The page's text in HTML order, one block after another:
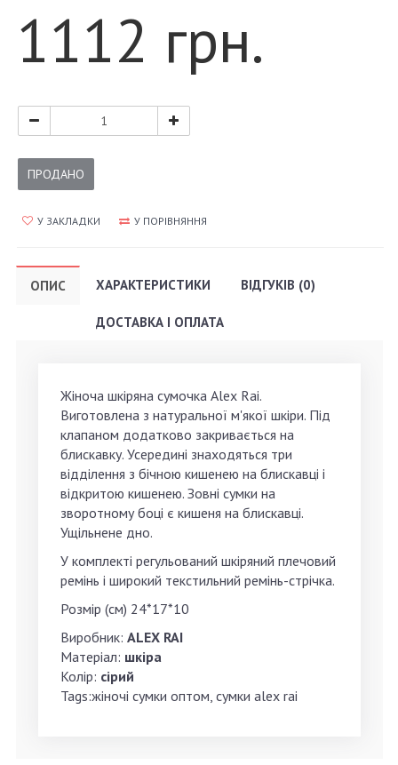
1112 грн.
ПРОДАНО
У ЗАКЛАДКИ У ПОРІВНЯННЯ
ОПИС ХАРАКТЕРИСТИКИ ВІДГУКІВ (0)
ДОСТАВКА І ОПЛАТА
Жіноча шкіряна сумочка Alex Rai.
Виготовлена з натуральної м'якої шкіри. Під
клапаном додатково закривається на
блискавку. Усередині знаходяться три
відділення з бічною кишенею на блискавці і
відкритою кишенею. Зовні сумки на
зворотному боці є кишеня на блискавці.
Ущільнене дно.
У комплекті регульований шкіряний плечовий
ремінь і широкий текстильний ремінь-стрічка.
Розмір (см) 24*17*10
Виробник: ALEX RAI
Матеріал: шкіра
Колір: сірий
Tags:жіночі сумки оптом, сумки alex rai